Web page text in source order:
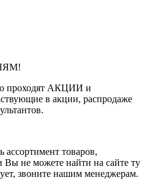
проходят АКЦИИ и
в акции, распродаже
ассортимент товаров,
не можете найти на сайте ту
звоните нашим менеджерам.